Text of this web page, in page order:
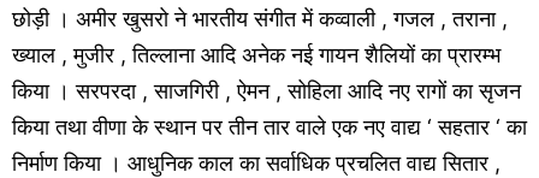
छोड़ी । अमीर खुसरो ने भारतीय संगीत में कव्वाली , गजल , तराना ,
ख्याल , मुजीर , तिल्लाना आदि अनेक नई गायन शैलियों का प्रारम्भ
किया । सरपरदा , साजगिरी , ऐमन , सोहिला आदि नए रागों का सृजन
किया तथा वीणा के स्थान पर तीन तार वाले एक नए वाद्य ‘ सहतार ‘ का
निर्माण किया । आधुनिक काल का सर्वाधिक प्रचलित वाद्य सितार ,